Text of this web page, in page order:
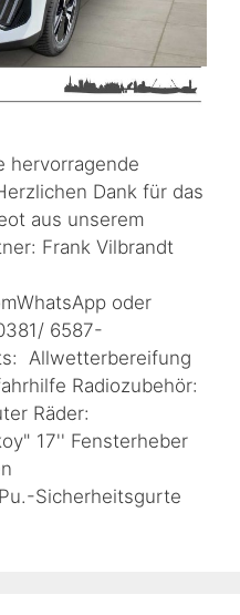
hervorragende
Dank für das
aus unserem
Frank Vilbrandt
oder
6587-
Allwetterbereifung
Radiozubehör:
Räder:
17'' Fensterheber
Sicherheitsgurte